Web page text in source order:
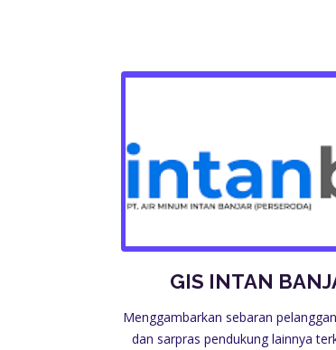
GIS INTAN
Menggambarkan sebaran
dan sarpras pendukung lainnya